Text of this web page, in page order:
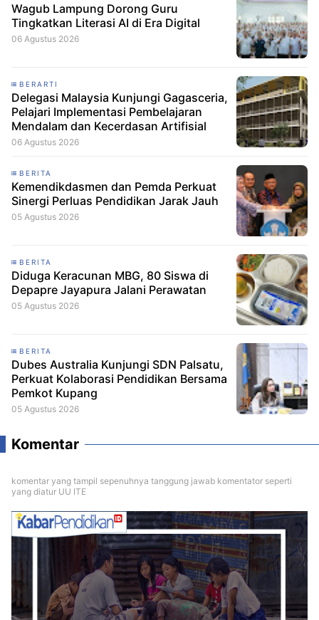
Wagub Lampung Dorong Guru
Tingkatkan Literasi AI di Era Digital
06 Agustus 2026
BERARTI
Delegasi Malaysia Kunjungi Gagasceria,
Pelajari Implementasi Pembelajaran
Mendalam dan Kecerdasan Artifisial
06 Agustus 2026
BERITA
Kemendikdasmen dan Pemda Perkuat
Sinergi Perluas Pendidikan Jarak Jauh
05 Agustus 2026
BERITA
Diduga Keracunan MBG, 80 Siswa di
Depapre Jayapura Jalani Perawatan
05 Agustus 2026
BERITA
Dubes Australia Kunjungi SDN Palsatu,
Perkuat Kolaborasi Pendidikan Bersama
Pemkot Kupang
05 Agustus 2026
Komentar
komentar yang tampil sepenuhnya tanggung jawab komentator seperti
yang diatur UU ITE